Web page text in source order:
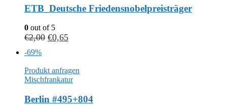
ETB_Deutsche Friedensnobelpreisträger
0 out of 5
€2,00 €0,65
-69%
Produkt anfragen
Mischfrankatur
Berlin #495+804